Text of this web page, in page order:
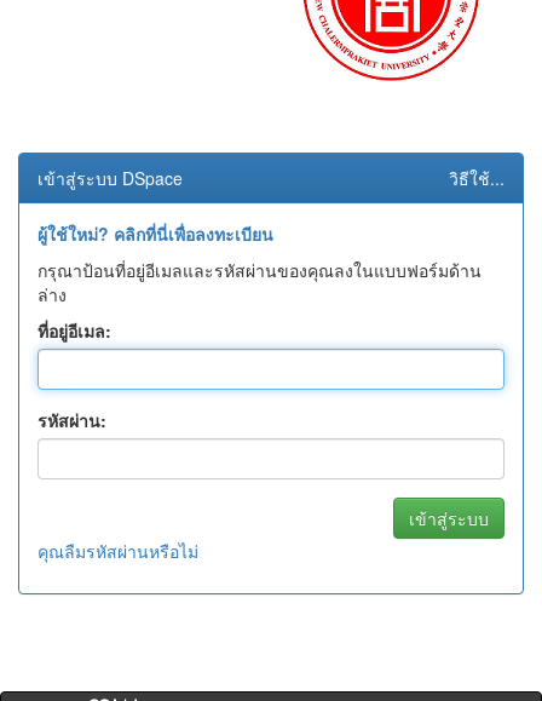
เข้าสู่ระบบ DSpace วิธีใช้...
ผู้ใช้ใหม่? คลิกที่นี่เพื่อลงทะเบียน
กรุณาป้อนที่อยู่อีเมลและรหัสผ่านของคุณลงในแบบฟอร์มด้าน
ล่าง
ที่อยู่อีเมล:
รหัสผ่าน:
คุณลืมรหัสผ่านหรือไม่